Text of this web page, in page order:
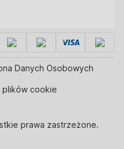
Danych Osobowych
plików cookie
prawa zastrzeżone.